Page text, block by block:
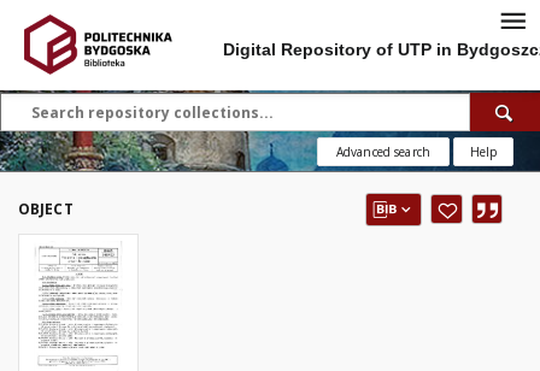
Digital Repository of UTP in
Advanced search Help
OBJECT